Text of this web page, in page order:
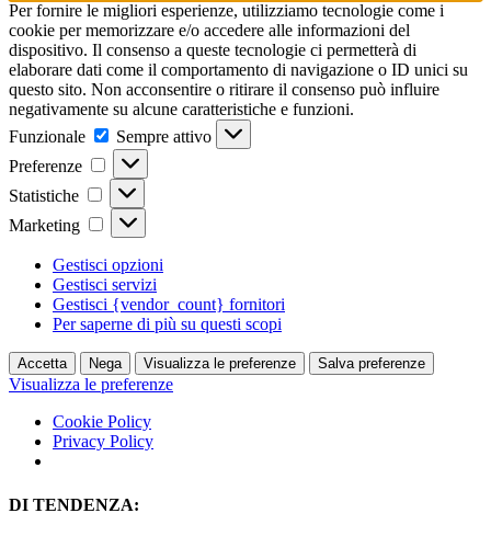
Per fornire le migliori esperienze, utilizziamo tecnologie come i
cookie per memorizzare e/o accedere alle informazioni del
dispositivo. Il consenso a queste tecnologie ci permetterà di
elaborare dati come il comportamento di navigazione o ID unici su
questo sito. Non acconsentire o ritirare il consenso può influire
negativamente su alcune caratteristiche e funzioni.
Funzionale
Funzionale
Sempre attivo
Preferenze
Preferenze
Statistiche Statistiche
Marketing Marketing
Gestisci opzioni
Gestisci servizi
Gestisci {vendor_count} fornitori
Per saperne di più su questi scopi
Accetta Nega Visualizza le preferenze Salva preferenze
Visualizza le preferenze
Cookie Policy
Privacy Policy
DI TENDENZA: